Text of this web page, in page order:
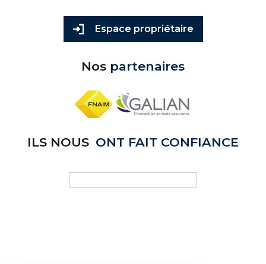
Espace propriétaire
Nos partenaires
ILS NOUS ONT FAIT CONFIANCE